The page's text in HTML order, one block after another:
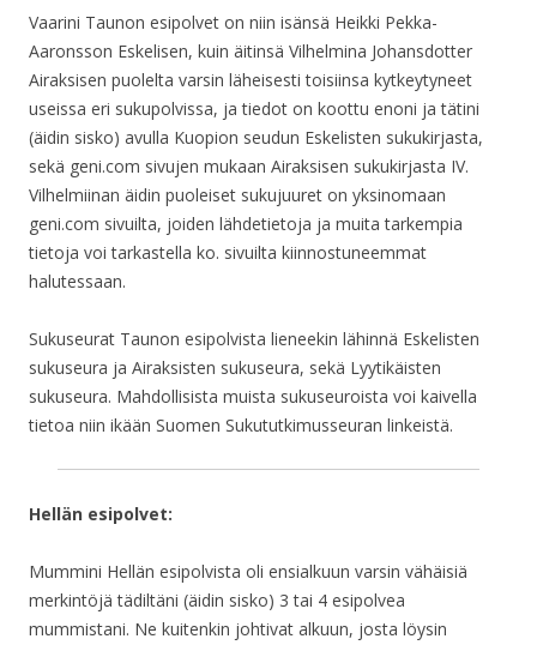
Vaarini Taunon esipolvet on niin isänsä Heikki Pekka-
Aaronsson Eskelisen, kuin äitinsä Vilhelmina Johansdotter
Airaksisen puolelta varsin läheisesti toisiinsa kytkeytyneet
useissa eri sukupolvissa, ja tiedot on koottu enoni ja tätini
(äidin sisko) avulla Kuopion seudun Eskelisten sukukirjasta,
sekä geni.com sivujen mukaan Airaksisen sukukirjasta IV.
Vilhelmiinan äidin puoleiset sukujuuret on yksinomaan
geni.com sivuilta, joiden lähdetietoja ja muita tarkempia
tietoja voi tarkastella ko. sivuilta kiinnostuneemmat
halutessaan.
Sukuseurat Taunon esipolvista lieneekin lähinnä Eskelisten
sukuseura ja Airaksisten sukuseura, sekä Lyytikäisten
sukuseura. Mahdollisista muista sukuseuroista voi kaivella
tietoa niin ikään Suomen Sukututkimusseuran linkeistä.
Hellän esipolvet:
Mummini Hellän esipolvista oli ensialkuun varsin vähäisiä
merkintöjä tädiltäni (äidin sisko) 3 tai 4 esipolvea
mummistani. Ne kuitenkin johtivat alkuun, josta löysin